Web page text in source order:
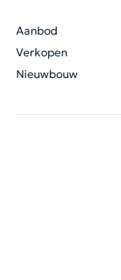
Aanbod
Verkopen
Nieuwbouw